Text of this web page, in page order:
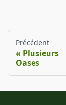
Précédent
Plusieurs
Oases